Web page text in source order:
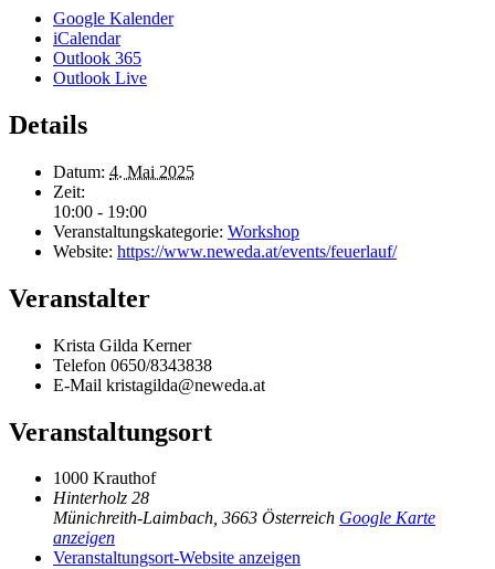
Google Kalender
iCalendar
Outlook 365
Outlook Live
Details
Datum: 4. Mai 2025
Zeit:
10:00 - 19:00
Veranstaltungskategorie: Workshop
Website: https://www.neweda.at/events/feuerlauf/
Veranstalter
Krista Gilda Kerner
Telefon 0650/8343838
E-Mail kristagilda@neweda.at
Veranstaltungsort
1000 Krauthof
Hinterholz 28
Münichreith-Laimbach, 3663 Österreich Google Karte
anzeigen
Veranstaltungsort-Website anzeigen